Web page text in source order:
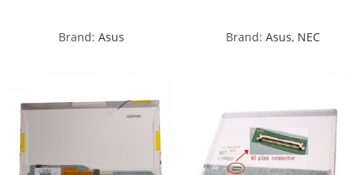
Brand: Asus, NEC
Brand: Asus